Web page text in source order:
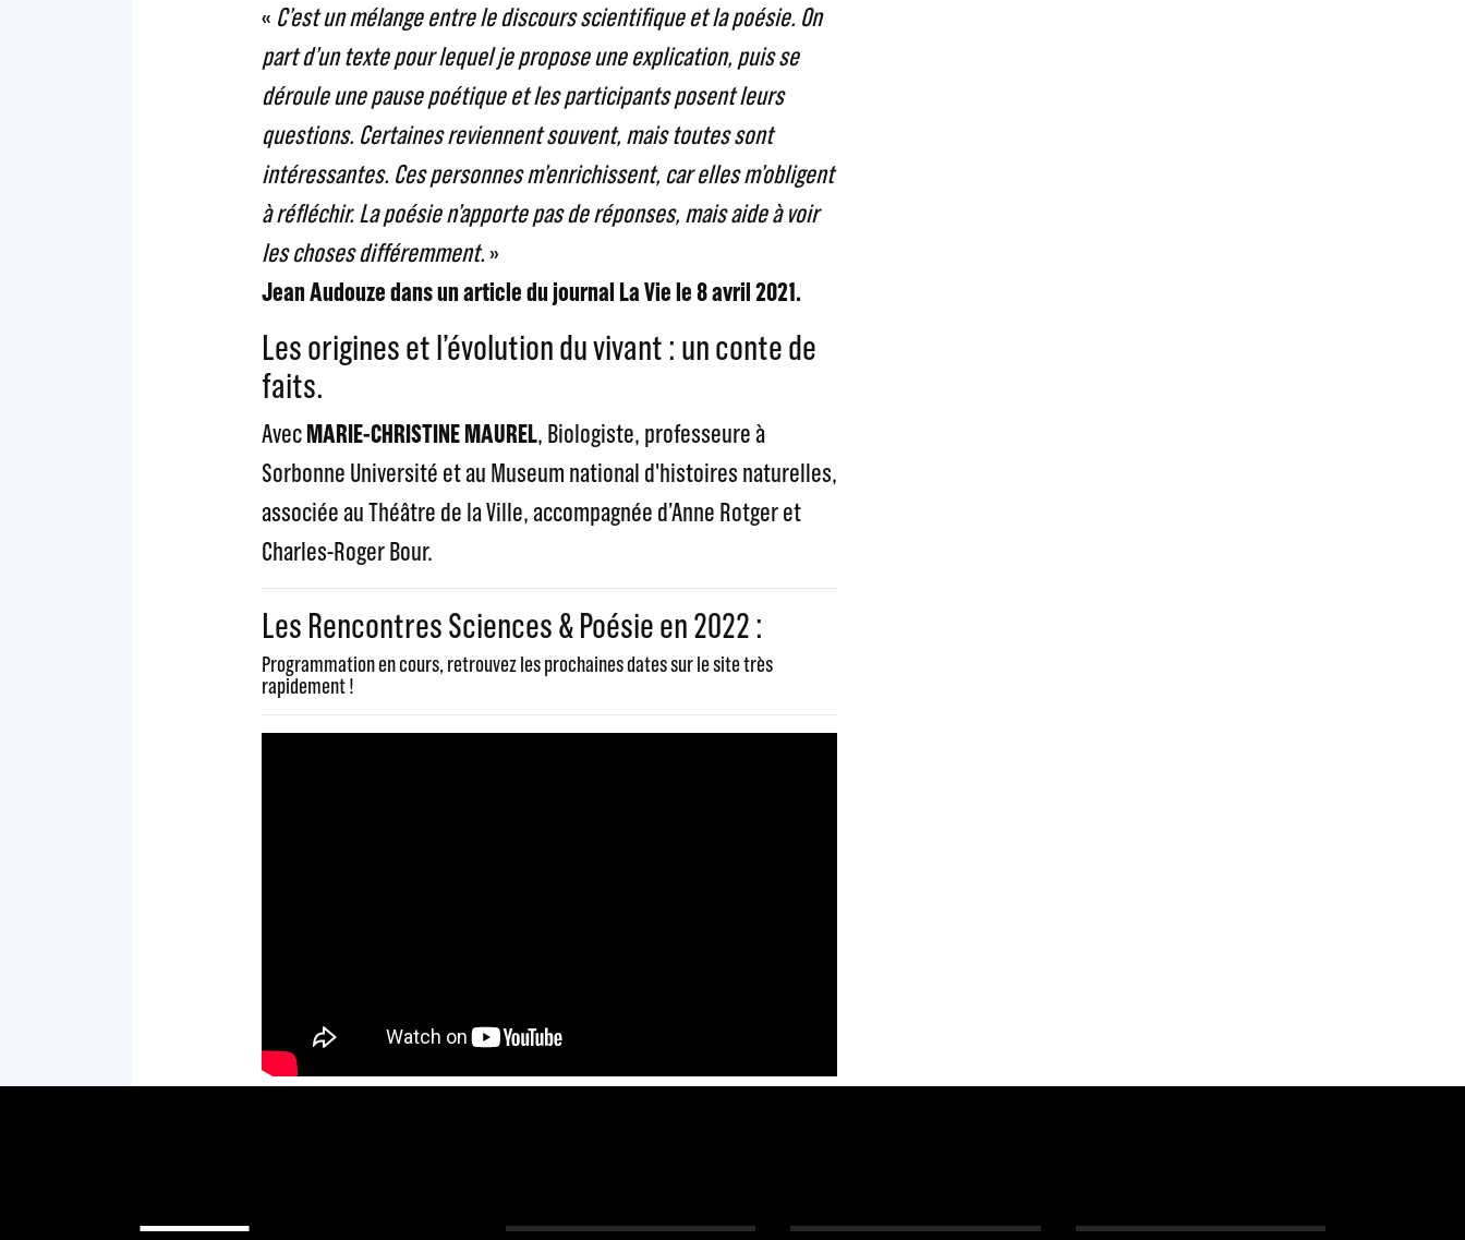
« C’est un mélange entre le discours scientifique et la poésie. On
part d’un texte pour lequel je propose une explication, puis se
déroule une pause poétique et les participants posent leurs
questions. Certaines reviennent souvent, mais toutes sont
intéressantes. Ces personnes m’enrichissent, car elles m’obligent
à réfléchir. La poésie n’apporte pas de réponses, mais aide à voir
les choses différemment.»
Jean Audouze dans un article du journal La Vie le 8 avril 2021.
Les origines et l’évolution du vivant : un conte de
faits.
AvecMARIE-CHRISTINE MAUREL, Biologiste, professeure à
Sorbonne Université et au Museum national d'histoires naturelles,
associée au Théâtre de la Ville, accompagnée d’Anne Rotger et
Charles-Roger Bour.
Les Rencontres Sciences & Poésie en 2022 :
Programmation en cours, retrouvez les prochaines dates sur le site très
rapidement !